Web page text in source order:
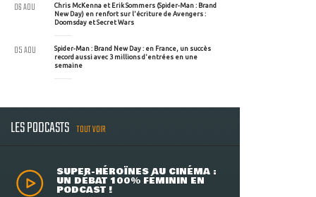
Chris McKenna et Erik Sommers (Spider-Man : Brand
New Day) en renfort sur l'écriture de Avengers :
Doomsday et Secret Wars
06 AOU
Spider-Man : Brand New Day : en France, un succès
record aussi avec 3 millions d'entrées en une
semaine
05 AOU
LES PODCASTS TOUT VOIR
SUPER-HÉROÏNES AU CINÉMA :
UN DÉBAT 100% FÉMININ EN
PODCAST !